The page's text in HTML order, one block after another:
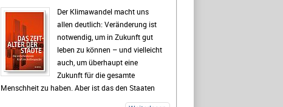
Der Klimawandel macht uns
allen deutlich: Veränderung ist
notwendig, um in Zukunft gut
leben zu können – und vielleicht
auch, um überhaupt eine
Zukunft für die gesamte
Menschheit zu haben. Aber ist das den Staaten
der Erde bewusst? Handeln sie danach? Oder gibt